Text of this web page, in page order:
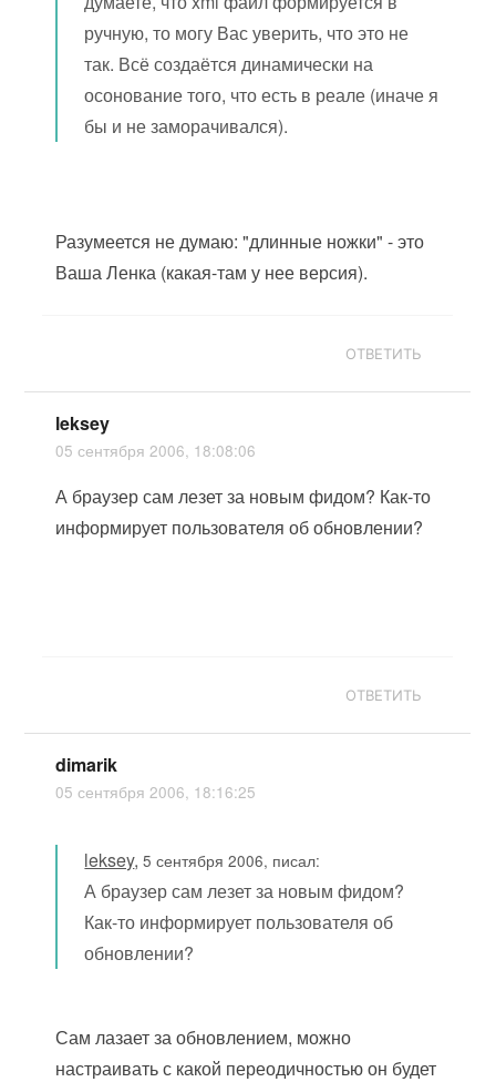
ручную, то могу Вас уверить, что это не
так. Всё создаётся динамически на
осонование того, что есть в реале (иначе я
бы и не заморачивался).
Разумеется не думаю: "длинные ножки" - это
Ваша Ленка (какая-там у нее версия).
ОТВЕТИТЬ
leksey
05 сентября 2006, 18:08:06
А браузер сам лезет за новым фидом? Как-то
информирует пользователя об обновлении?
ОТВЕТИТЬ
dimarik
05 сентября 2006, 18:16:25
leksey,5 сентября 2006, писал:
А браузер сам лезет за новым фидом?
Как-то информирует пользователя об
обновлении?
Сам лазает за обновлением, можно
настраивать с какой переодичностью он будет